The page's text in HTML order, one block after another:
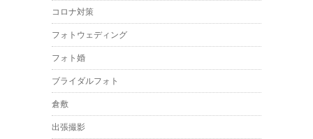
コロナ対策
フォトウェディング
フォト婚
ブライダルフォト
倉敷
出張撮影